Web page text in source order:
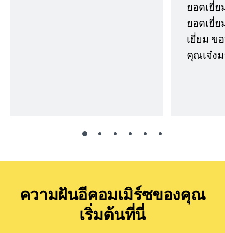
ยอดเยี่ย
ยอดเยี่
เยี่ยม ข
คุณเจ๋ง
ความฝันอีคอมเมิร์ซของคุณ
เริ่มต้นที่นี่